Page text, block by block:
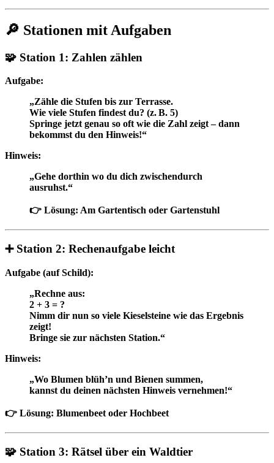
🔎 Stationen mit Aufgaben
🧩 Station 1: Zahlen zählen
Aufgabe:
„Zähle die Stufen bis zur Terrasse.
Wie viele Stufen findest du? (z. B. 5)
Springe jetzt genau so oft wie die Zahl zeigt – dann
bekommst du den Hinweis!“
Hinweis:
„Gehe dorthin wo du dich zwischendurch
ausruhst.“
👉 Lösung: Am Gartentisch oder Gartenstuhl
➕ Station 2: Rechenaufgabe leicht
Aufgabe (auf Schild):
„Rechne aus:
2 + 3 = ?
Nimm dir nun so viele Kieselsteine wie das Ergebnis
zeigt!
Bringe sie zur nächsten Station.“
Hinweis:
„Wo Blumen blüh’n und Bienen summen,
kannst du deinen nächsten Hinweis vernehmen!“
👉 Lösung: Blumenbeet oder Hochbeet
🧩 Station 3: Rätsel über ein Waldtier